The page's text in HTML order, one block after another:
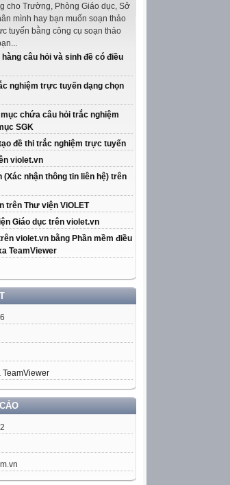
cho Trường, Phòng Giáo dục, Sở
mình hay bạn muốn soạn thảo
tuyến bằng công cụ soạn thảo
hàng câu hỏi và sinh đề có điều
nghiệm trực tuyến dạng chọn
chứa câu hỏi trắc nghiệm
SGK
đề thi trắc nghiệm trực tuyến
violet.vn
(Xác nhận thông tin liên hệ) trên
trên Thư viện ViOLET
Giáo dục trên violet.vn
violet.vn bằng Phần mềm điều
TeamViewer
TeamViewer